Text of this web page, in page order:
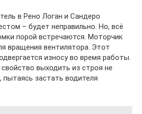
в Рено Логан и Сандеро
– будет неправильно. Но, всё
порой встречаются. Моторчик
вращения вентилятора. Этот
износу во время работы.
выходить из строя не
пытаясь застать водителя